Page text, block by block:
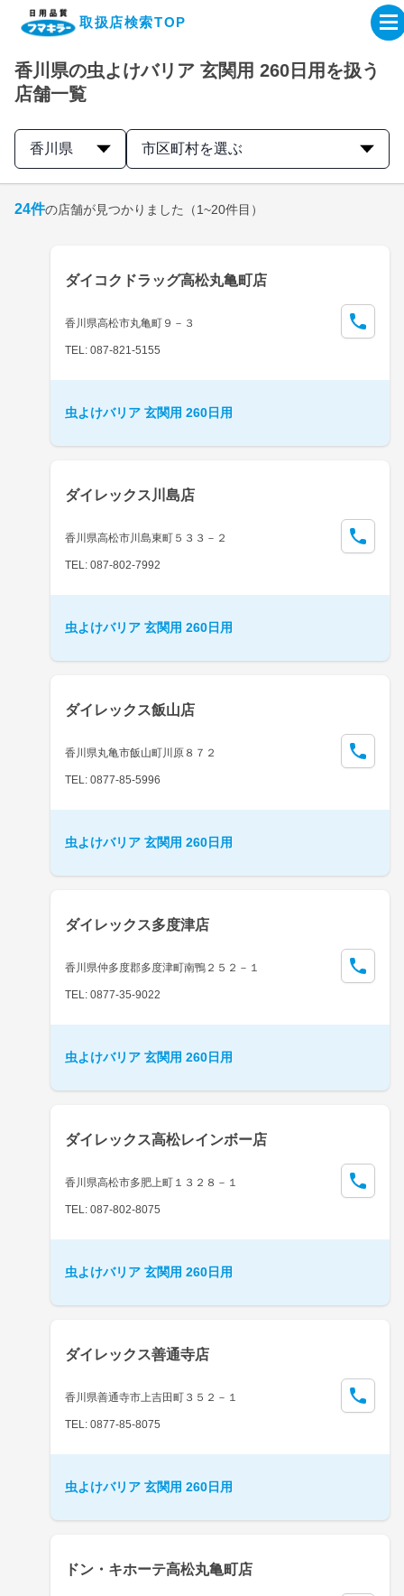
取扱店検索TOP
企業・IR情報サイト
製品情報サイト
取扱店検索はこちら
香川県の虫よけバリア 玄関用 260日用を扱う
店舗一覧
香川県 市区町村を選ぶ
24件の店舗が見つかりました （1~20件目）
ダイコクドラッグ高松丸亀町店
香川県高松市丸亀町９－３
TEL: 087-821-5155
虫よけバリア 玄関用 260日用
ダイレックス川島店
香川県高松市川島東町５３３－２
TEL: 087-802-7992
虫よけバリア 玄関用 260日用
ダイレックス飯山店
香川県丸亀市飯山町川原８７２
TEL: 0877-85-5996
虫よけバリア 玄関用 260日用
ダイレックス多度津店
香川県仲多度郡多度津町南鴨２５２－１
TEL: 0877-35-9022
虫よけバリア 玄関用 260日用
ダイレックス高松レインボー店
香川県高松市多肥上町１３２８－１
TEL: 087-802-8075
虫よけバリア 玄関用 260日用
ダイレックス善通寺店
香川県善通寺市上吉田町３５２－１
TEL: 0877-85-8075
虫よけバリア 玄関用 260日用
ドン・キホーテ高松丸亀町店